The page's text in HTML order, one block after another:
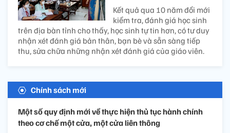
Kết quả qua 10 năm đổi mới
kiểm tra, đánh giá học sinh
trên địa bàn tỉnh cho thấy, học sinh tự tin hơn, có tư duy
nhận xét đánh giá bản thân, bạn bè và sẵn sàng tiếp
thu, sửa chữa những nhận xét đánh giá của giáo viên.
Chính sách mới
Một số quy định mới về thực hiện thủ tục hành chính
theo cơ chế một cửa, một cửa liên thông